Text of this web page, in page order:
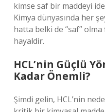
kimse saf bir maddeyi
Kimya dünyasında her
hatta belki de “saf”
hayaldir.
HCL’nin Güçlü
Kadar Önemli?
Şimdi gelin, HCL’nin